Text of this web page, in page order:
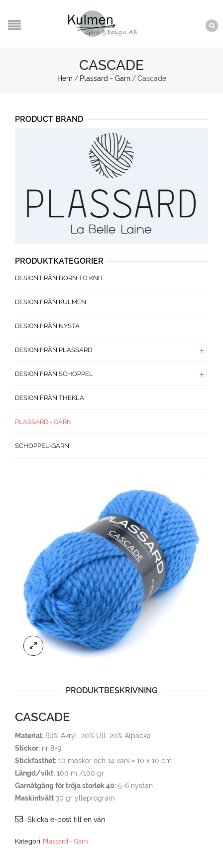
CASCADE
Hem / Plassard - Garn / Cascade
PRODUKTBESKRIVNING
CASCADE
Material: 60% Akryl 20% Ull 20% Alpacka
Stickor: nr 8-9
Stickfasthet: 10 maskor och 14 varv = 10 x 10 cm
Längd/vikt: 100 m /100 gr
Garnåtgång för tröja storlek 40: 5-6 nystan
Maskintvätt 30 gr ylleprogram
Skicka e-post till en vän
Kategori: Plassard - Garn
PRODUCT BRAND
PRODUKTKATEGORIER
DESIGN FRÅN BORN TO KNIT
DESIGN FRÅN KULMEN
DESIGN FRÅN NYSTA
DESIGN FRÅN PLASSARD
DESIGN FRÅN SCHOPPEL
DESIGN FRÅN THEKLA
PLASSARD - GARN
SCHOPPEL-GARN